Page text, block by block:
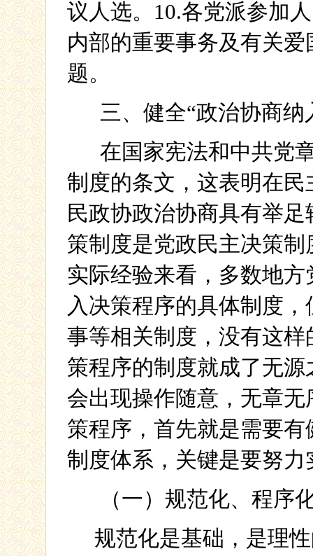
议人选。 10.各党派参加
内部的重要事务及有关
题。
三、健全“政治协商
在国家宪法和中共党
制度的条文，这表明在
民政协政治协商具有举
策制度是党政民主决策
实际经验来看，多数地
入决策程序的具体制度
事等相关制度，没有这
策程序的制度就成了无
会出现操作随意，无章
策程序，首先就是需要
制度体系，关键是要努
（一）规范化、程序
规范化是基础，是理